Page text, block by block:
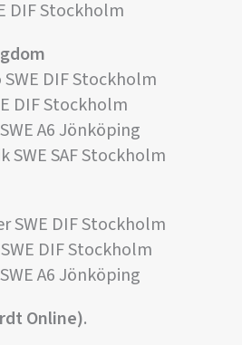
DIF Stockholm
SWE DIF Stockholm
DIF Stockholm
A6 Jönköping
SWE SAF Stockholm
SWE DIF Stockholm
DIF Stockholm
A6 Jönköping
Online).